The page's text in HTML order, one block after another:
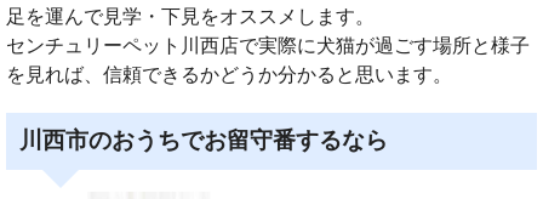
足を運んで見学・下見をオススメします。
センチュリーペット川西店で実際に犬猫が過ごす場所と様子
を見れば、信頼できるかどうか分かると思います。
川西市のおうちでお留守番するなら